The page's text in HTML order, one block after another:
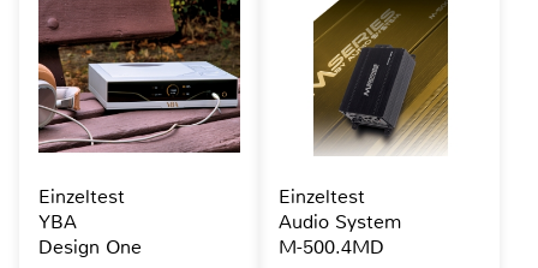
Einzeltest
YBA
Design One
Einzeltest
Audio System
M-500.4MD